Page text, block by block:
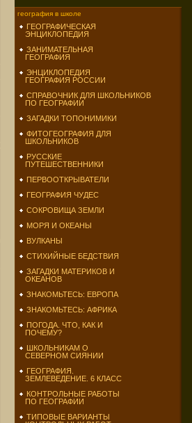
география в школе
ГЕОГРАФИЧЕСКАЯ
ЭНЦИКЛОПЕДИЯ
ЗАНИМАТЕЛЬНАЯ
ГЕОГРАФИЯ
ЭНЦИКЛОПЕДИЯ
ГЕОГРАФИЯ РОССИИ
СПРАВОЧНИК ДЛЯ ШКОЛЬНИКОВ
ПО ГЕОГРАФИИ
ЗАГАДКИ ТОПОНИМИКИ
ФИТОГЕОГРАФИЯ ДЛЯ
ШКОЛЬНИКОВ
РУССКИЕ
ПУТЕШЕСТВЕННИКИ
ПЕРВООТКРЫВАТЕЛИ
ГЕОГРАФИЯ ЧУДЕС
СОКРОВИЩА ЗЕМЛИ
МОРЯ И ОКЕАНЫ
ВУЛКАНЫ
СТИХИЙНЫЕ БЕДСТВИЯ
ЗАГАДКИ МАТЕРИКОВ И
ОКЕАНОВ
ЗНАКОМЬТЕСЬ: ЕВРОПА
ЗНАКОМЬТЕСЬ: АФРИКА
ПОГОДА. ЧТО, КАК И
ПОЧЕМУ?
ШКОЛЬНИКАМ О
СЕВЕРНОМ СИЯНИИ
ГЕОГРАФИЯ.
ЗЕМЛЕВЕДЕНИЕ. 6 КЛАСС
КОНТРОЛЬНЫЕ РАБОТЫ
ПО ГЕОГРАФИИ
ТИПОВЫЕ ВАРИАНТЫ